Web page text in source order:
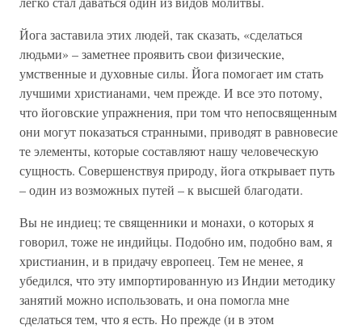
Йога заставила этих людей, так сказать, «сделаться
людьми» – заметнее проявить свои физические,
умственные и духовные силы. Йога помогает им стать
лучшими христианами, чем прежде. И все это потому,
что йоговские упражнения, при том что непосвященным
они могут показаться странными, приводят в равновесие
те элементы, которые составляют нашу человеческую
сущность. Совершенствуя природу, йога открывает путь
– один из возможных путей – к высшей благодати.
Вы не индиец; те священники и монахи, о которых я
говорил, тоже не индийцы. Подобно им, подобно вам, я
христианин, и в придачу европеец. Тем не менее, я
убедился, что эту импортированную из Индии методику
занятий можно использовать, и она помогла мне
сделаться тем, что я есть. Но прежде (и в этом